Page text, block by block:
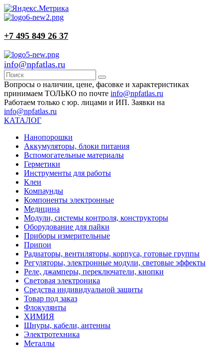
+7 495 849 26 37
info@npfatlas.ru
Вопросы о наличии, цене, фасовке и характеристиках
принимаем ТОЛЬКО по почте info@npfatlas.ru
Работаем только с юр. лицами и ИП. Заявки на
info@npfatlas.ru
КАТАЛОГ
Нанопорошки
Аккумуляторы, блоки питания
Вспомогательные материалы
Герметики
Инструменты для работы
Клеи
Компаунды
Компоненты электронные
Медицина
Модули, системы контроля, конструкторы
Оборудование для пайки
Приборы измерительные
Припои
Радиаторы, вентиляторы, корпуса, готовые группы
Регуляторы, электронные модули, световые эффекты
Реле, джамперы, переключатели, кнопки
Световая электроника
Средства индивидуальной защиты
Товар под заказ
Флокулянты
ХИМИЯ
Шнуры, кабели, антенны
Электротехника
Металлы